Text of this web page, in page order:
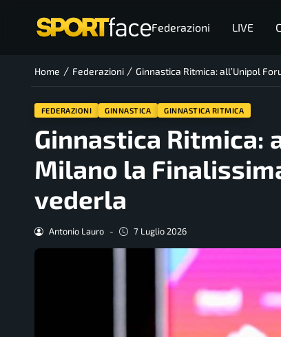
Federazioni LIVE
Home / Federazioni / Ginnastica Ritmica: all’Unipol
FEDERAZIONI GINNASTICA GINNASTICA RITMICA
Ginnastica Ritmica:
Milano la
vederla
Antonio Lauro - 7 Luglio 2026